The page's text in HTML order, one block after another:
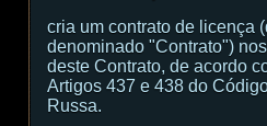
cria um contrato de licença
denominado "Contrato")
deste Contrato, de acordo
Artigos 437 e 438 do
Russa.